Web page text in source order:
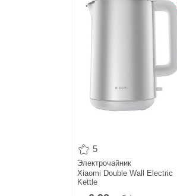
5
Электрочайник
Xiaomi Double Wall Electric
Kettle